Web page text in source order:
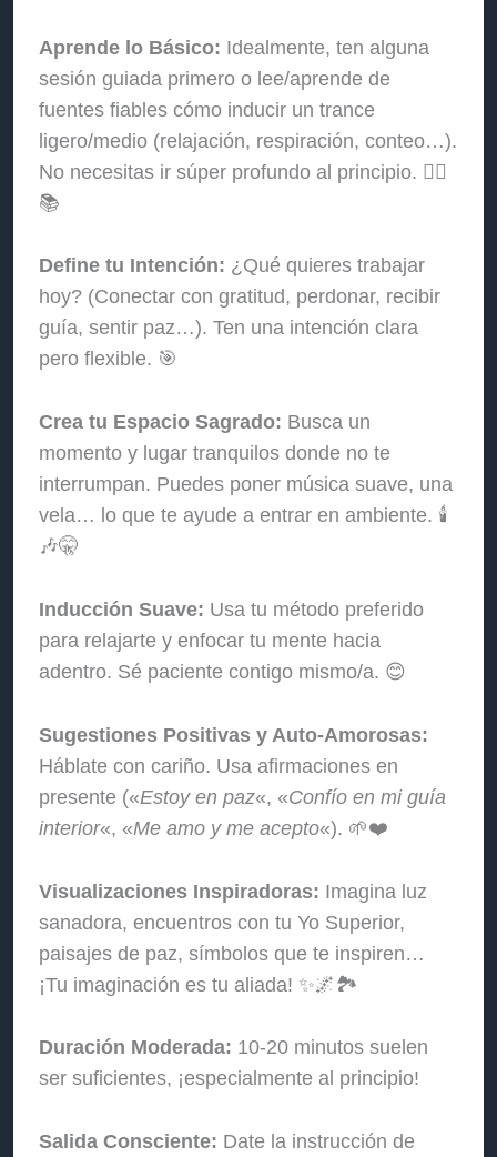
Aprende lo Básico: Idealmente, ten alguna
sesión guiada primero o lee/aprende de
fuentes fiables cómo inducir un trance
ligero/medio (relajación, respiración, conteo…).
No necesitas ir súper profundo al principio. 🧘‍♀️
📚
Define tu Intención: ¿Qué quieres trabajar
hoy? (Conectar con gratitud, perdonar, recibir
guía, sentir paz…). Ten una intención clara
pero flexible. 🎯
Crea tu Espacio Sagrado: Busca un
momento y lugar tranquilos donde no te
interrumpan. Puedes poner música suave, una
vela… lo que te ayude a entrar en ambiente. 🕯️
🎶🤫
Inducción Suave: Usa tu método preferido
para relajarte y enfocar tu mente hacia
adentro. Sé paciente contigo mismo/a. 😊
Sugestiones Positivas y Auto-Amorosas:
Háblate con cariño. Usa afirmaciones en
presente («Estoy en paz«, «Confío en mi guía
interior«, «Me amo y me acepto«). 🌱❤️
Visualizaciones Inspiradoras: Imagina luz
sanadora, encuentros con tu Yo Superior,
paisajes de paz, símbolos que te inspiren…
¡Tu imaginación es tu aliada! ✨🌌🏞️
Duración Moderada: 10-20 minutos suelen
ser suficientes, ¡especialmente al principio!
Salida Consciente: Date la instrucción de